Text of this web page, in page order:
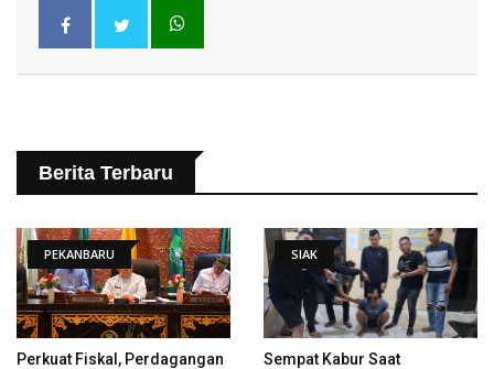
Berita Terbaru
PEKANBARU
Perkuat Fiskal, Perdagangan
SIAK
Sempat Kabur Saat